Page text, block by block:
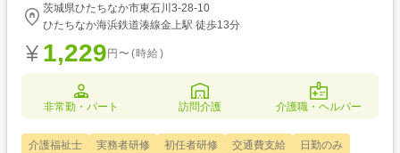
茨城県ひたちなか市東石川3-28-10
ひたちなか海浜鉄道湊線金上駅 徒歩13分
1,229 円〜(時給)
非常勤・パート 訪問介護 介護職・ヘルパー
介護福祉士 実務者研修 初任者研修 交通費支給
日勤のみ